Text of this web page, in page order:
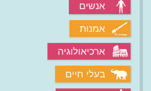
אנשים
אמנות
ארכיאולוגיה
בעלי חיים
מה זה סטארטאפ ומה בינו לבין יוניקורן?